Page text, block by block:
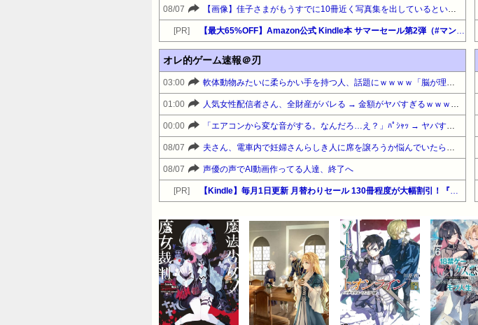
08/07
[PR]
オレ的ゲーム速報＠刃
03:00
01:00
00:00
08/07
08/07 声優の声でAI動画作ってる人達、終了へ
[PR]